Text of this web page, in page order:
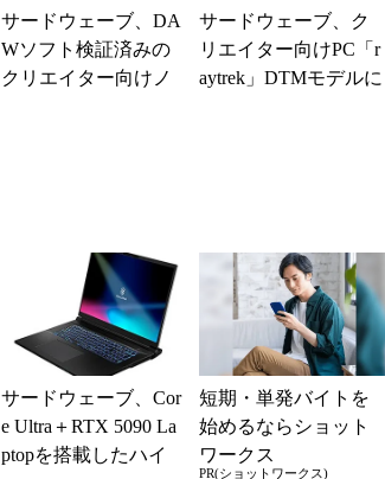
サードウェーブ、DA
Wソフト検証済みの
クリエイター向けノ
サードウェーブ、ク
リエイター向けPC「r
aytrek」DTMモデルに
サードウェーブ、Cor
e Ultra＋RTX 5090 La
ptopを搭載したハイ
短期・単発バイトを
始めるならショット
ワークス
PR(ショットワークス)